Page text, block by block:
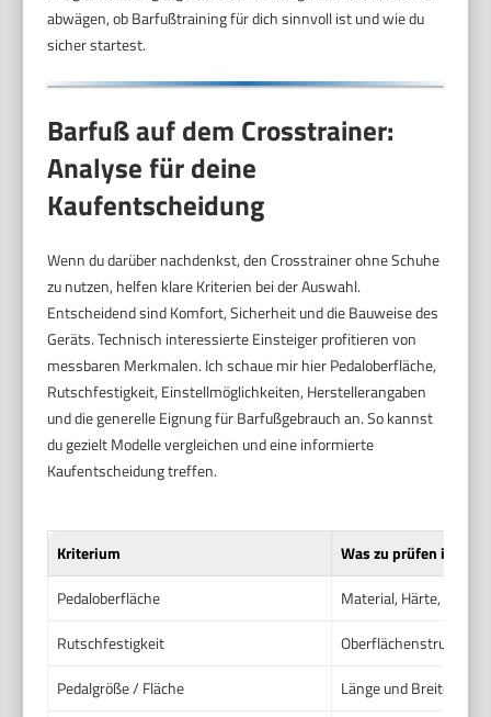
abwägen, ob Barfußtraining für dich sinnvoll ist und wie du
sicher startest.
Barfuß auf dem Crosstrainer:
Analyse für deine
Kaufentscheidung
Wenn du darüber nachdenkst, den Crosstrainer ohne Schuhe
zu nutzen, helfen klare Kriterien bei der Auswahl.
Entscheidend sind Komfort, Sicherheit und die Bauweise des
Geräts. Technisch interessierte Einsteiger profitieren von
messbaren Merkmalen. Ich schaue mir hier Pedaloberfläche,
Rutschfestigkeit, Einstellmöglichkeiten, Herstellerangaben
und die generelle Eignung für Barfußgebrauch an. So kannst
du gezielt Modelle vergleichen und eine informierte
Kaufentscheidung treffen.
Kriterium
Was zu prüfen ist
Pedaloberfläche
Material, Härte,
Rutschfestigkeit
Oberflächenstruktur
Pedalgröße / Fläche
Länge und Breite der